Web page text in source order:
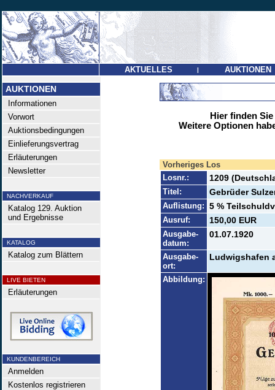
AKTUELLES | AUKTIONEN
AUKTIONEN
Informationen
Vorwort
Auktionsbedingungen
Einlieferungsvertrag
Erläuterungen
Newsletter
NACHVERKAUF
Katalog 129. Auktion
und Ergebnisse
KATALOG
Katalog zum Blättern
LIVE BIETEN
Erläuterungen
KUNDENBEREICH
Anmelden
Kostenlos registrieren
Hier finden
Weitere Optionen
Vorheriges Los
Losnr.:
1209
Titel: Gebrüder
Auflistung: 5 %
Ausruf: 150,00 EUR
Ausgabe-
datum:
01.07.1920
Ausgabe-
ort:
Ludwigshafen
Abbildung: